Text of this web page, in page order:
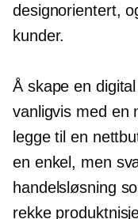
designorientert,
kunder.
Å skape en
vanligvis med en
legge til en
en enkel, men
handelsløsning
rekke